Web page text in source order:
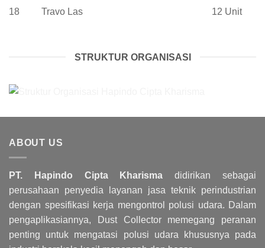
18 Travo Las 12 Unit
STRUKTUR ORGANISASI
ABOUT US
PT. Hapindo Cipta Kharisma didirikan sebagai
perusahaan penyedia layanan jasa teknik perindustrian
dengan spesifikasi kerja mengontrol polusi udara. Dalam
pengaplikasiannya, Dust Collector memegang peranan
penting untuk mengatasi polusi udara khususnya pada